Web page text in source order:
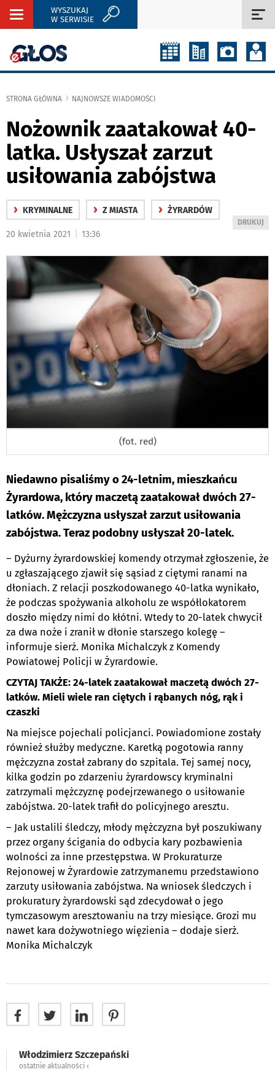
Rozwiń
WYSZUKAJ
W SERWISIE
STRONA GŁÓWNA NAJNOWSZE WIADOMOŚCI
Nożownik zaatakował 40-
latka. Usłyszał zarzut
usiłowania zabójstwa
› KRYMINALNE › Z MIASTA › ŻYRARDÓW
WYDRUKUJ
DRUKUJ
20 kwietnia 2021 13:36
(fot. red)
Niedawno pisaliśmy o 24-letnim, mieszkańcu
Żyrardowa, który maczetą zaatakował dwóch 27-
latków. Mężczyzna usłyszał zarzut usiłowania
zabójstwa. Teraz podobny usłyszał 20-latek.
– Dyżurny żyrardowskiej komendy otrzymał zgłoszenie, że
u zgłaszającego zjawił się sąsiad z ciętymi ranami na
dłoniach. Z relacji poszkodowanego 40-latka wynikało,
że podczas spożywania alkoholu ze współlokatorem
doszło między nimi do kłótni. Wtedy to 20-latek chwycił
za dwa noże i zranił w dłonie starszego kolegę –
informuje sierż. Monika Michalczyk z Komendy
Powiatowej Policji w Żyrardowie.
CZYTAJ TAKŻE: 24-latek zaatakował maczetą dwóch 27-
latków. Mieli wiele ran ciętych i rąbanych nóg, rąk i
czaszki
Na miejsce pojechali policjanci. Powiadomione zostały
również służby medyczne. Karetką pogotowia ranny
mężczyzna został zabrany do szpitala. Tej samej nocy,
kilka godzin po zdarzeniu żyrardowscy kryminalni
zatrzymali mężczyznę podejrzewanego o usiłowanie
zabójstwa. 20-latek trafił do policyjnego aresztu.
– Jak ustalili śledczy, młody mężczyzna był poszukiwany
przez organy ścigania do odbycia kary pozbawienia
wolności za inne przestępstwa. W Prokuraturze
Rejonowej w Żyrardowie zatrzymanemu przedstawiono
zarzuty usiłowania zabójstwa. Na wniosek śledczych i
prokuratury żyrardowski sąd zdecydował o jego
tymczasowym aresztowaniu na trzy miesiące. Grozi mu
nawet kara dożywotniego więzienia – dodaje sierż.
Monika Michalczyk
Włodzimierz Szczepański
ostatnie aktualności ‹